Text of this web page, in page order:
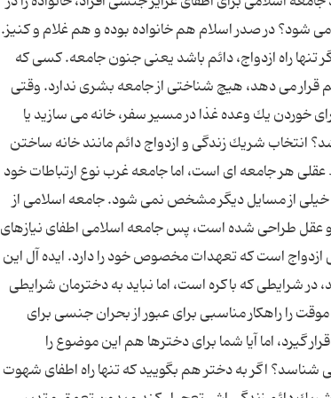
شود؟ در صدر اسلام هم خانواده بوده و هم غلام و كنیز.
تنها راه ازدواج، دائم باشد یعنی جنون جامعه. كسی كه
قرار می دهد، هیچ شناختی از جامعه بشری ندارد. وقتی
خوردن یك وعده غذا در مسیر سفر، خانه می سازید یا
انتخاب شریك زندگی و ازدواج دائم مانند خانه ساختن
هر جامعه ای است، اما جامعه غرب نوع ارتباطات خود
خیلی از مسایل دیگر مشخص نمی شود. جامعه اسلامی از
عقل طراحی شده است، پس جامعه اسلامی اطفای نیازهای
ازدواج است که تعهدات مخصوص خود را دارد. ایده آل این
شرایطی که باكره است، اما نباید به دخترمان شرایطی
را راهكار مناسبی برای عبور از بحران جنسی برای
گیرد، اما آیا شما برای دخترها هم این موضوع را
اگر به دختر هم بگویید كه تنها راه اطفای شهوت